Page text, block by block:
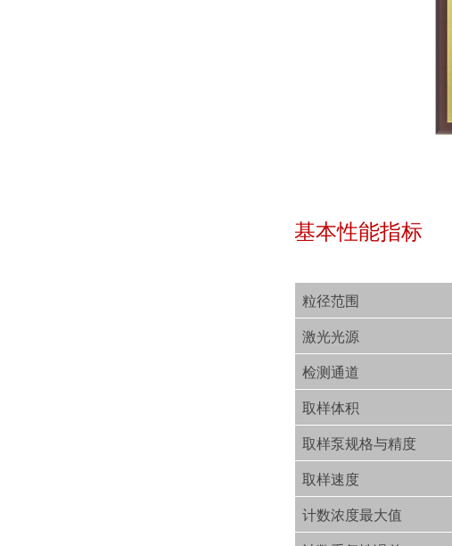
基本性能指标
粒径范围
激光光源
检测通道
取样体积
取样泵规格与精度
取样速度
计数浓度最大值